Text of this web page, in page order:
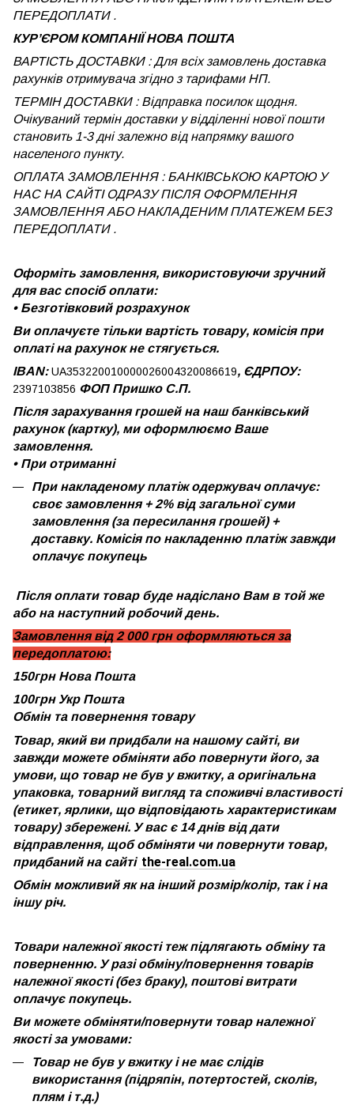
ПЕРЕДОПЛАТИ .
КУРʼЄРОМ КОМПАНІЇ НОВА ПОШТА
ВАРТІСТЬ ДОСТАВКИ : Для всіх замовлень доставка
рахунків отримувача згідно з тарифами НП.
ТЕРМІН ДОСТАВКИ : Відправка посилок щодня.
Очікуваний термін доставки у відділенні нової пошти
становить 1-3 дні залежно від напрямку вашого
населеного пункту.
ОПЛАТА ЗАМОВЛЕННЯ : БАНКІВСЬКОЮ КАРТОЮ У
НАС НА САЙТІ ОДРАЗУ ПІСЛЯ ОФОРМЛЕННЯ
ЗАМОВЛЕННЯ АБО НАКЛАДЕНИМ ПЛАТЕЖЕМБЕЗ
ПЕРЕДОПЛАТИ .
Оформіть замовлення, використовуючи зручний
для вас спосіб оплати:
• Безготівковий розрахунок
Ви оплачуєте тільки вартість товару, комісія при
оплаті на рахунок не стягується.
IBAN:UA353220010000026004320086619, ЄДРПОУ:
2397103856 ФОП Пришко С.П.
Після зарахування грошей на наш банківський
рахунок (картку), ми оформлюємо Ваше
замовлення.
•При отриманні
При накладеному платіж одержувач оплачує:
своє замовлення + 2% від загальної суми
замовлення (за пересилання грошей) +
доставку. Комісія по накладенню платіж завжди
оплачує покупець
Після оплати товар буде надіслано Вам в той же
або на наступний робочий день.
Замовлення від 2 000 грн оформляються за
передоплатою:
150грн Нова Пошта
100грн Укр Пошта
Обмін та повернення товару
Товар, який ви придбали на нашому сайті, ви
завжди можете обміняти або повернути його, за
умови, що товар не був у вжитку, а оригінальна
упаковка, товарний вигляд та споживчі властивості
(етикет, ярлики, що відповідають характеристикам
товару) збережені. У вас є 14 днів від дати
відправлення, щоб обміняти чи повернути товар,
придбаний на сайті the-real.com.ua
Обмін можливий як на інший розмір/колір, так і на
іншу річ.
Товари належної якості теж підлягають обміну та
поверненню. У разі обміну/повернення товарів
належної якості (без браку), поштові витрати
оплачує покупець.
Ви можете обміняти/повернути товар належної
якості за умовами:
Товар не був у вжитку і не має слідів
використання (підряпін, потертостей, сколів,
плям і т.д.)